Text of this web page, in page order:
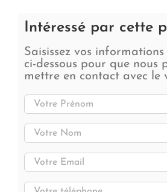
Intéressé par cette
Saisissez vos informations
ci-dessous pour que nous
mettre en contact avec le